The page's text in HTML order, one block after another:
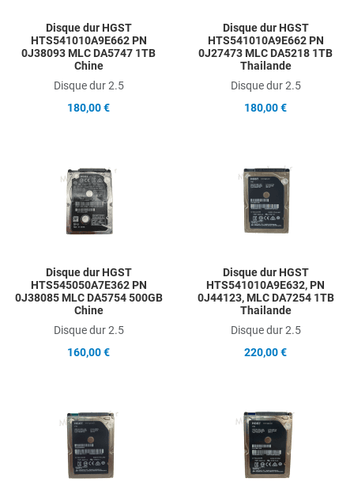
Disque dur HGST
HTS541010A9E662 PN
0J38093 MLC DA5747 1TB
Chine
Disque dur 2.5
180,00 €
Disque dur HGST
HTS541010A9E662 PN
0J27473 MLC DA5218 1TB
Thailande
Disque dur 2.5
180,00 €
Add to Compare
Disque dur HGST
HTS545050A7E362 PN
0J38085 MLC DA5754 500GB
Chine
Disque dur 2.5
160,00 €
Disque dur HGST
HTS541010A9E632, PN
0J44123, MLC DA7254 1TB
Thailande
Disque dur 2.5
220,00 €
Add to Compare